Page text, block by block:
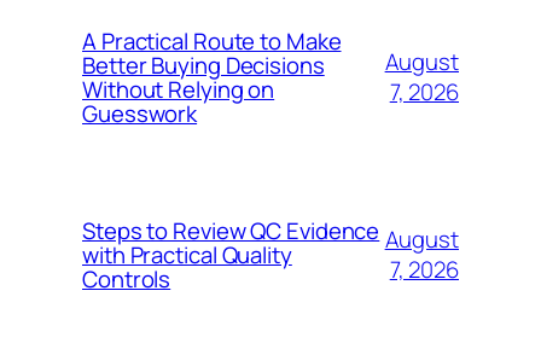
A Practical Route to Make
Better Buying Decisions
Without Relying on
Guesswork
August
7, 2026
Steps to Review QC Evidence
with Practical Quality
Controls
August
7, 2026